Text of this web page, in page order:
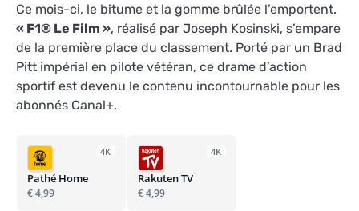
Ce mois-ci, le bitume et la gomme brûlée l’emportent.
« F1® Le Film », réalisé par Joseph Kosinski, s’empare
de la première place du classement. Porté par un Brad
Pitt impérial en pilote vétéran, ce drame d’action
sportif est devenu le contenu incontournable pour les
abonnés Canal+.
4K
Pathé Home
€ 4,99
4K
Rakuten TV
€ 4,99